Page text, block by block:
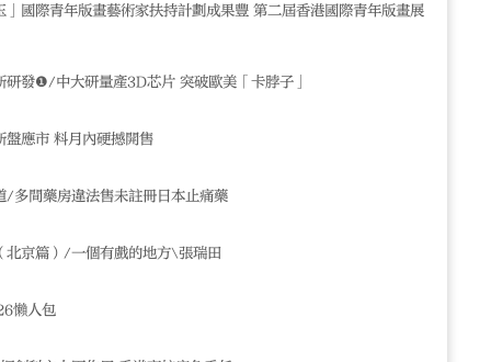
」國際青年版畫藝術家扶持計劃成果豐 第二屆香港國際青年版畫展
研發❶/中大研量產3D芯片 突破歐美「卡脖子」
盤應市 料月內硬撼開售
/多間藥房違法售未註冊日本止痛藥
北京篇）/一個有戲的地方\張瑞田
懶人包